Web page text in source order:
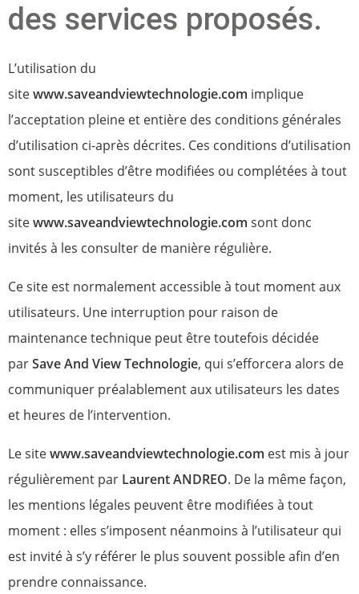
des services proposés.
L’utilisation du
sitewww.saveandviewtechnologie.com implique
l’acceptation pleine et entière des conditions générales
d’utilisation ci-après décrites. Ces conditions d’utilisation
sont susceptibles d’être modifiées ou complétées à tout
moment, les utilisateurs du
sitewww.saveandviewtechnologie.com sont donc
invités à les consulter de manière régulière.
Ce site est normalement accessible à tout moment aux
utilisateurs. Une interruption pour raison de
maintenance technique peut être toutefois décidée
parSave And View Technologie, qui s’efforcera alors de
communiquer préalablement aux utilisateurs les dates
et heures de l’intervention.
Le sitewww.saveandviewtechnologie.com est mis à jour
régulièrement par Laurent ANDREO. De la même façon,
les mentions légales peuvent être modifiées à tout
moment : elles s’imposent néanmoins à l’utilisateur qui
est invité à s’y référer le plus souvent possible afin d’en
prendre connaissance.